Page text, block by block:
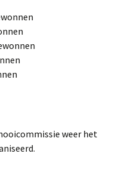
weer het